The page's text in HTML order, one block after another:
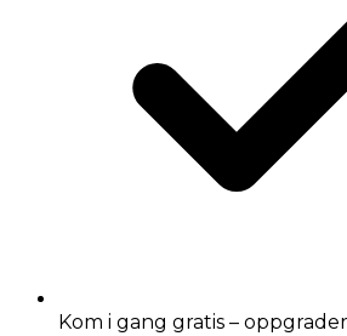
Kom i gang gratis –